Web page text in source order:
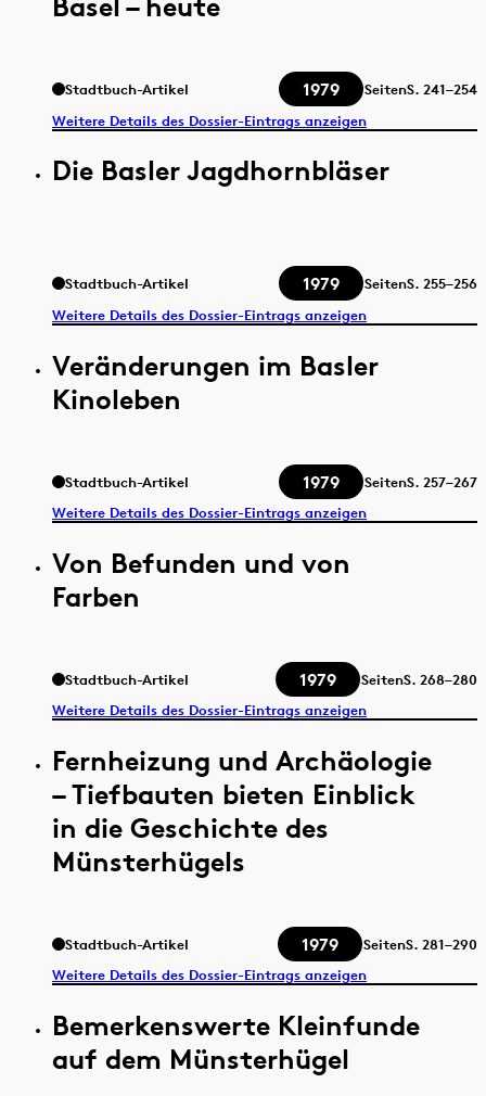
Stadtbuch-Artikel 1979 SeitenS. 241–254
Weitere Details des Dossier-Eintrags anzeigen
Die Basler Jagdhornbläser
Stadtbuch-Artikel 1979 SeitenS. 255–256
Weitere Details des Dossier-Eintrags anzeigen
Veränderungen im Basler
Kinoleben
Stadtbuch-Artikel 1979 SeitenS. 257–267
Weitere Details des Dossier-Eintrags anzeigen
Von Befunden und von
Farben
Stadtbuch-Artikel 1979 SeitenS. 268–280
Weitere Details des Dossier-Eintrags anzeigen
Fernheizung und Archäologie
– Tiefbauten bieten Einblick
in die Geschichte des
Münsterhügels
Stadtbuch-Artikel 1979 SeitenS. 281–290
Weitere Details des Dossier-Eintrags anzeigen
Bemerkenswerte Kleinfunde
auf dem Münsterhügel